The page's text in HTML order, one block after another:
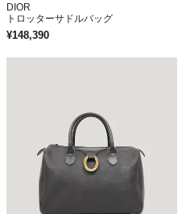
DIOR
トロッターサドルバッグ
¥148,390